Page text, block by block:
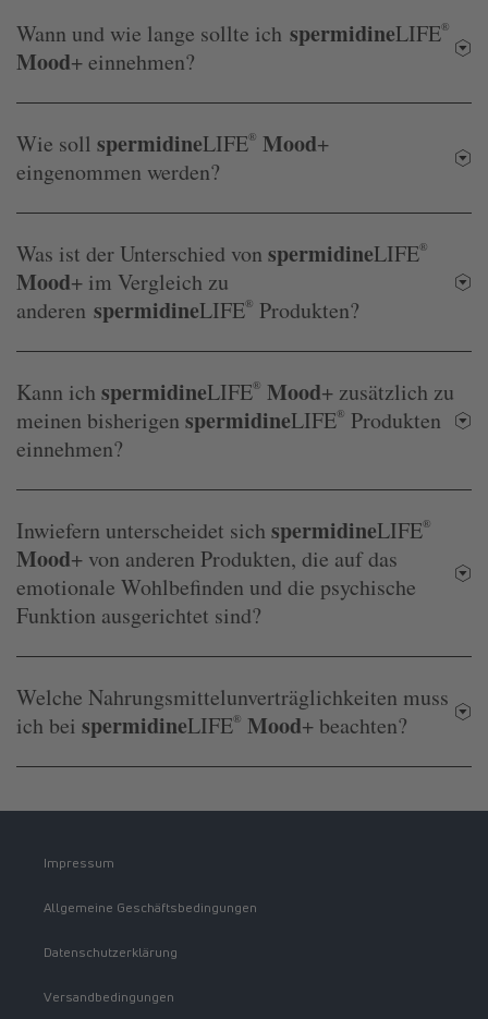
Wann und wie lange sollte ich spermidineLIFE®
Mood+ einnehmen?
Wie soll spermidineLIFE® Mood+
eingenommen werden?
Was ist der Unterschied von spermidineLIFE®
Mood+ im Vergleich zu
anderen spermidineLIFE® Produkten?
Kann ich spermidineLIFE® Mood+ zusätzlich zu
meinen bisherigen spermidineLIFE® Produkten
einnehmen?
Inwiefern unterscheidet sich spermidineLIFE®
Mood+ von anderen Produkten, die auf das
emotionale Wohlbefinden und die psychische
Funktion ausgerichtet sind?
Welche Nahrungsmittelunverträglichkeiten muss
ich bei spermidineLIFE® Mood+ beachten?
Impressum
Allgemeine Geschäftsbedingungen
Datenschutzerklärung
Versandbedingungen